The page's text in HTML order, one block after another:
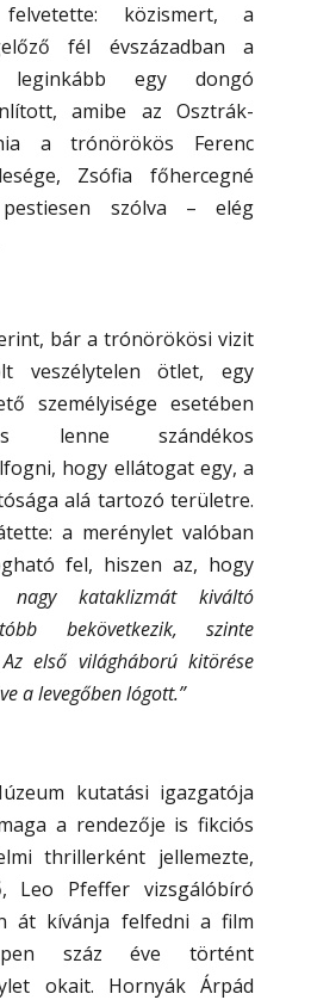
közismert, a
fél évszázadban a
egy dongó
amibe az Osztrák-
a trónörökös Ferenc
Zsófia főhercegné
szólva – elég
bár a trónörökösi vizit
veszélytelen ötlet, egy
személyisége esetében
lenne szándékos
hogy ellátogat egy, a
alá tartozó területre.
a merénylet valóban
fel, hiszen az, hogy
nagy kataklizmát kiváltó
bekövetkezik, szinte
első világháború kitörése
a levegőben lógott.”
kutatási igazgatója
a rendezője is fikciós
thrillerként jellemezte,
Leo Pfeffer vizsgálóbíró
át kívánja felfedni a film
száz éve történt
okait. Hornyák Árpád